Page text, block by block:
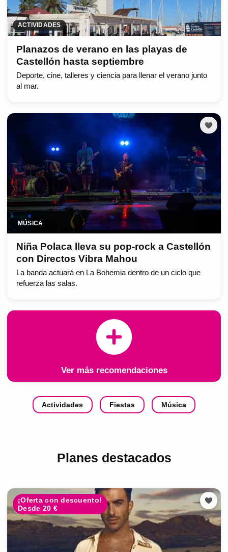
ACTIVIDADES
Planazos de verano en las playas de
Castellón hasta septiembre
Deporte, cine, talleres y ciencia para llenar el verano junto
al mar.
MÚSICA
Niña Polaca lleva su pop-rock a Castellón
con Directos Vibra Mahou
La banda actuará en La Bohemia dentro de un ciclo que
refuerza las salas.
Ver más recomendaciones
Actividades Fiestas Música
Planes destacados
¡Oferta con descuento!
Desde 20 €